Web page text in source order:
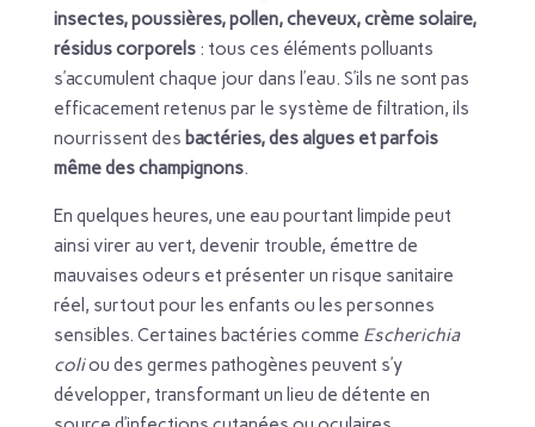
insectes, poussières, pollen, cheveux, crème solaire,
résidus corporels: tous ces éléments polluants
s’accumulent chaque jour dans l’eau. S’ils ne sont pas
efficacement retenus par le système de filtration, ils
nourrissent des bactéries, des algues et parfois
même des champignons.
En quelques heures, une eau pourtant limpide peut
ainsi virer au vert, devenir trouble, émettre de
mauvaises odeurs et présenter un risque sanitaire
réel, surtout pour les enfants ou les personnes
sensibles. Certaines bactéries comme Escherichia
coliou des germes pathogènes peuvent s’y
développer, transformant un lieu de détente en